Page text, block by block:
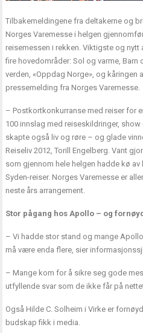
Tilbakemeldingene fra deltakerne og
Norges Varemesse i helgen
reisemessen i rekken. Viktigste og nytt
fire hovedområder: Sol og varme, Barn
verden, «Oppdag Norge», og kåringen
pressemelding fra Norges Varemesse.
– Postkortkonkurranse med reiser for
100 innslag med reiseskildringer,
skapte også liv og røre – og glade
Reiseliv 2012, Torill Engelberg. Vant
som gjennom hele helgen hadde kø
Syden-reiser. Norges Varemesse er
neste års arrangement.
Stor pågang hos Apollo – og
– Vi hadde stor stand og mange
må være enda flere, sier
– Mange kom for å sikre seg gode
utfyllende svar som de ikke får på
Også Hilde C. Solheim i Virke er
budskap fikk i media.